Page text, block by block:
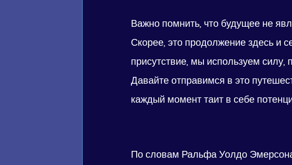
Важно помнить, что будущее не
Скорее, это продолжение здесь и
присутствие, мы используем
Давайте отправимся в это
каждый момент таит в себе
По словам Ральфа Уолдо